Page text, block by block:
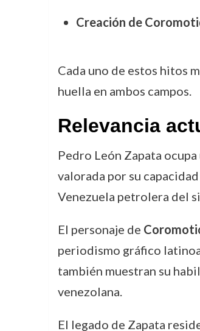
Creación de
Cada uno de estos hitos
huella en ambos campos.
Relevancia
Pedro León Zapata
valorada por su
Venezuela petrolera del
El personaje de
periodismo gráfico
también muestran su
venezolana.
El legado de Zapata